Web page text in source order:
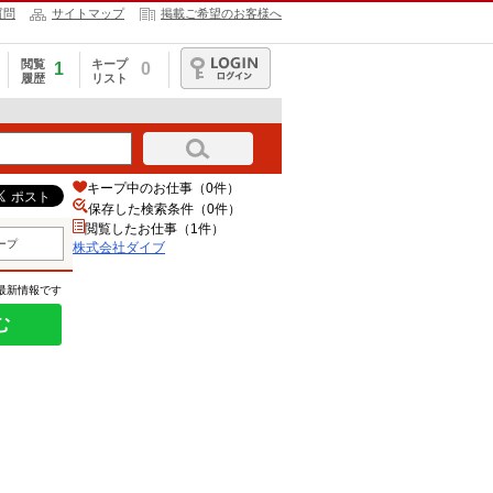
問 サイトマップ 掲載ご希望のお客様へ
閲覧
履歴
1
キープ
リスト
0
ログイン
プ
新情報です
キープ中のお仕事（0件）
保存した検索条件（0件）
閲覧したお仕事（1件）
株式会社ダイブ